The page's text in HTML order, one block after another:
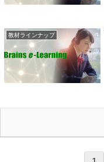
教材ラインナップ